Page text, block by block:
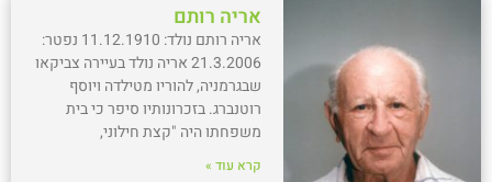
אריה רותם
אריה רותם נולד: 11.12.1910 נפטר:
21.3.2006 אריה נולד בעיירה צביקאו
שבגרמניה, להוריו מטילדה ויוסף
רוטנברג. בזכרונותיו סיפר כי בית
משפחתו היה "קצת חילוני,
קרא עוד »